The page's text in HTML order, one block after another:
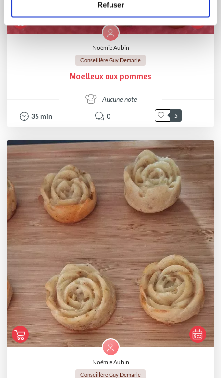
Refuser
Noémie Aubin
Conseillère Guy Demarle
Moelleux aux pommes
Aucune note
35 min 0 5
Noémie Aubin
Conseillère Guy Demarle